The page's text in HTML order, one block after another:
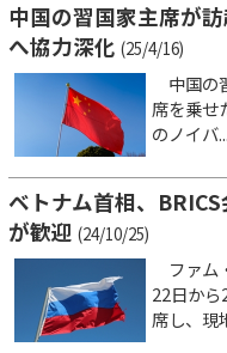
中国の習国家主席が
へ協力深化 (25/4/16)
中国の
席を乗せ
のノイバ...
ベトナム首相、
が歓迎 (24/10/25)
ファム
22日から
席し、現